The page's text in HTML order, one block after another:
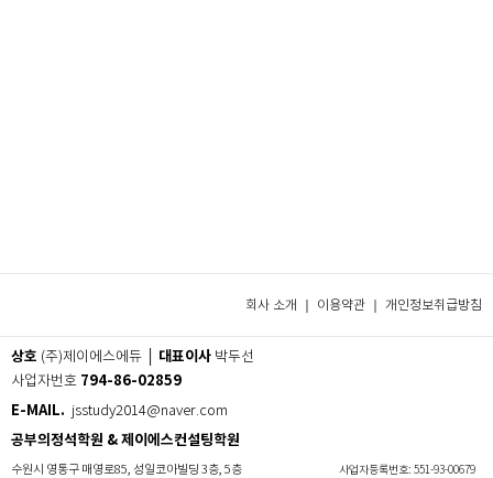
회사 소개 ｜ 이용약관 개인정보취급방침
상호 (주)제이에스에듀 │ 대표이사 박두선
사업자번호 794-86-02859
E-MAIL. jsstudy2014@naver.com
공부의정석학원 & 제이에스컨설팅학원
수원시 영통구 매영로85, 성일코아빌딩 3층, 5층 사업자등록번호: 551-93-00679